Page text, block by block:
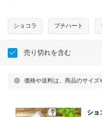
ショコラ プチハート
売り切れを含む
価格や送料は、商品のサイズ
ショ